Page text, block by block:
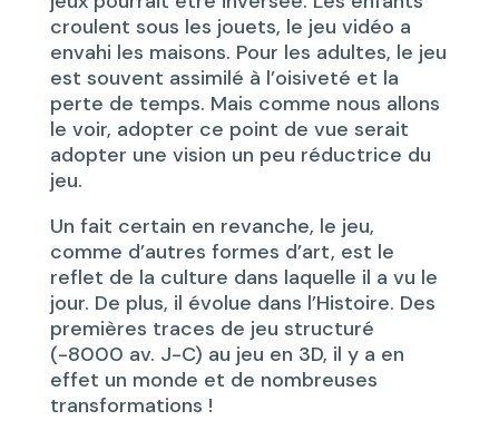
croulent sous les jouets, le jeu vidéo a
envahi les maisons. Pour les adultes, le jeu
est souvent assimilé à l’oisiveté et la
perte de temps. Mais comme nous allons
le voir, adopter ce point de vue serait
adopter une vision un peu réductrice du
jeu.
Un fait certain en revanche, le jeu,
comme d’autres formes d’art, est le
reflet de la culture dans laquelle il a vu le
jour. De plus, il évolue dans l’Histoire. Des
premières traces de jeu structuré
(-8000 av. J-C) au jeu en 3D, il y a en
effet un monde et de nombreuses
transformations !